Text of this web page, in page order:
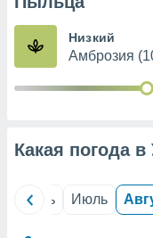
Низкий
Амброзия
Какая погода
Июнь Июль